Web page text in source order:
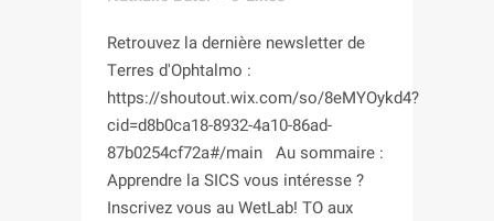
Retrouvez la dernière newsletter de
Terres d'Ophtalmo :
https://shoutout.wix.com/so/8eMYOykd4?
cid=d8b0ca18-8932-4a10-86ad-
87b0254cf72a#/main Au sommaire :
Apprendre la SICS vous intéresse ?
Inscrivez vous au WetLab! TO aux